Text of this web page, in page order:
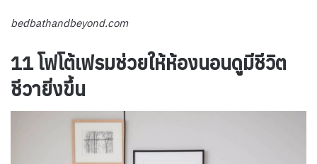
bedbathandbeyond.com
11 โฟโต้เฟรมช่วยให้ห้องนอนดูมีชีวิต
ชีวายิ่งขึ้น